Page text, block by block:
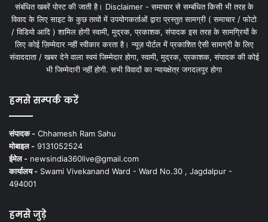
संबंधित खबरें पोस्ट की जाती है। Disclaimer - समाचार से सम्बंधित किसी भी तरह के
विवाद के लिए साइट के कुछ तत्वों में उपयोगकर्ताओं द्वारा प्रस्तुत सामग्री ( समाचार / फोटो
/ विडियो आदि ) शामिल होगी स्वामी, मुद्रक, प्रकाशक, संपादक इस तरह के सामग्रियों के
लिए कोई ज़िम्मेदार नहीं स्वीकार करता है। न्यूज़ पोर्टल में प्रकाशित ऐसी सामग्री के लिए
संवाददाता / खबर देने वाला स्वयं जिम्मेदार होगा, स्वामी, मुद्रक, प्रकाशक, संपादक की कोई
भी जिम्मेदारी नहीं होगी. सभी विवादों का न्यायक्षेत्र जगदलपुर होगा
हमसे सम्पर्क करें
संपादक - Chhamesh Ram Sahu
मोबाइल - 9131052524
ईमेल - newsindia360live@gmail.com
कार्यालय - Swami Vivekanand Ward - Ward No.30 , Jagdalpur -
494001
हमसे जुड़े